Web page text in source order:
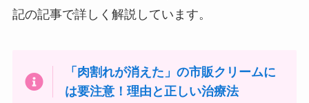
記の記事で詳しく解説しています。
「肉割れが消えた」の市販クリームに
は要注意！理由と正しい治療法